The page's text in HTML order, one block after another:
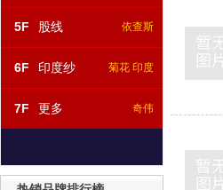
5F 股线 依查斯
6F 印度纱 菊花 印度
7F 更多 奇伟